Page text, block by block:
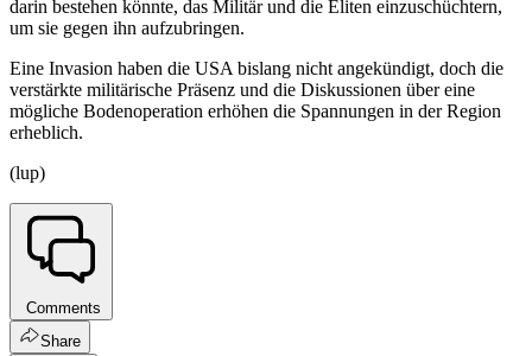
darin bestehen könnte, das Militär und die Eliten einzuschüchtern,
um sie gegen ihn aufzubringen.
Eine Invasion haben die USA bislang nicht angekündigt, doch die
verstärkte militärische Präsenz und die Diskussionen über eine
mögliche Bodenoperation erhöhen die Spannungen in der Region
erheblich.
(lup)
Comments
Share